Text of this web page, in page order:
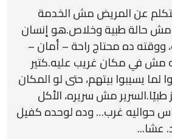
نتكلم عن المريض مش الخدمة
حالة طبية وخلاص.هو إنسان
ده محتاج راحة – أمان –
مش في مكان غريب عليه.كتير
لما يسيبوا بيتهم، حتى لو المكان
طبيًا.السرير مش سريره، الأكل
حواليه غرب… وده لوحده كفيل
عشا...